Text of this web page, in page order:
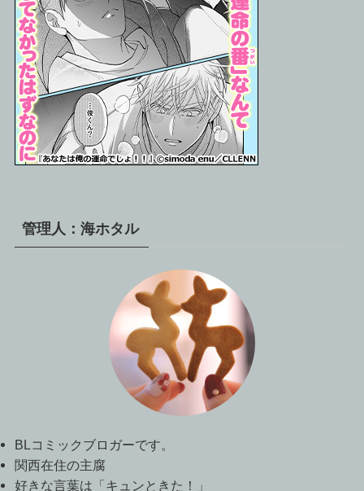
管理人：海ホタル
BLコミックブロガーです。
関西在住の主腐
好きな言葉は「キュンときた！」